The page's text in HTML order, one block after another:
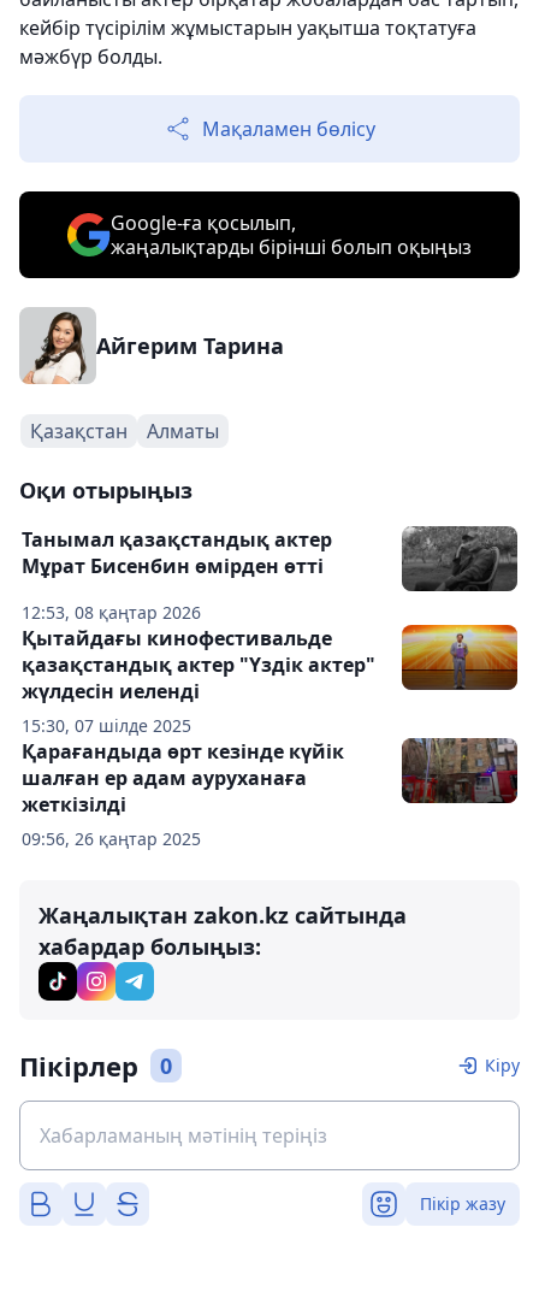
кейбір түсірілім жұмыстарын уақытша тоқтатуға
мәжбүр болды.
Мақаламен бөлісу
Google-ға қосылып,
жаңалықтарды бірінші болып оқыңыз
Айгерим Тарина
Қазақстан Алматы
Оқи отырыңыз
12:53, 08 қаңтар 2026
Танымал қазақстандық актер
Мұрат Бисенбин өмірден өтті
15:30, 07 шілде 2025
Қытайдағы кинофестивальде
қазақстандық актер "Үздік актер"
жүлдесін иеленді
09:56, 26 қаңтар 2025
Қарағандыда өрт кезінде күйік
шалған ер адам ауруханаға
жеткізілді
Жаңалықтан zakon.kz сайтында
хабардар болыңыз:
Пікірлер 0 Кіру
Пікір жазу